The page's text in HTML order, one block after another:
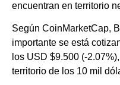
encuentran en territorio
Según CoinMarketCap,
importante se está
los USD $9.500 (-
territorio de los 10 mil